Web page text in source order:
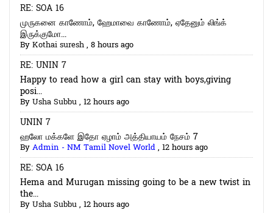
RE: SOA 16
முருகனை காணோம், ஹேமாவை காணோம், ஏதேனும் லிங்க்
இருக்குமோ...
ByKothai suresh, 8 hours ago
RE: UNIN 7
Happy to read how a girl can stay with boys,giving
posi...
ByUsha Subbu, 12 hours ago
UNIN 7
ஹலோ மக்களே இதோ ஏழாம் அத்தியாயம் நேசம் 7
ByAdmin - NM Tamil Novel World, 12 hours ago
RE: SOA 16
Hema and Murugan missing going to be a new twist in
the...
ByUsha Subbu, 12 hours ago